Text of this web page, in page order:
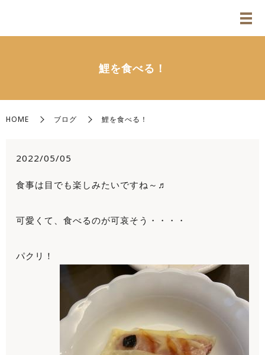
鯉を食べる！
HOME ブログ 鯉を食べる！
2022/05/05
食事は目でも楽しみたいですね～♬
可愛くて、食べるのが可哀そう・・・・
パクリ！